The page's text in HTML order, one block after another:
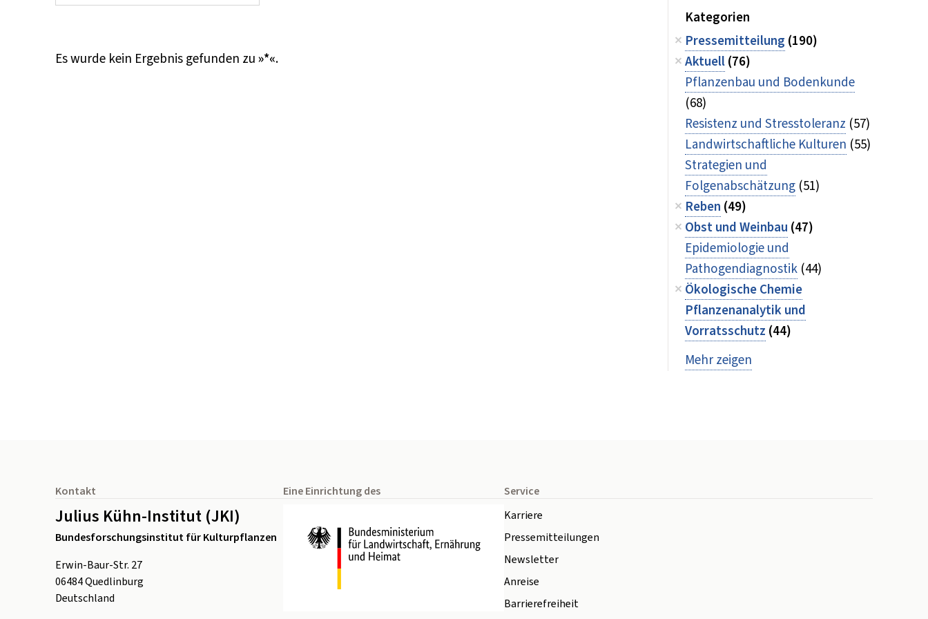
Es wurde kein Ergebnis gefunden zu»*«.
Kategorien
Pressemitteilung (190)
Aktuell(76)
Pflanzenbau und Bodenkunde
(68)
Resistenz und Stresstoleranz (57)
Landwirtschaftliche Kulturen (55)
Strategien und
Folgenabschätzung (51)
Reben (49)
Obst und Weinbau (47)
Epidemiologie und
Pathogendiagnostik (44)
Ökologische Chemie
Pflanzenanalytik und
Vorratsschutz (44)
Mehr zeigen
Kontakt
Julius Kühn-Institut (JKI)
Bundesforschungsinstitut für Kulturpflanzen
Erwin-Baur-Str. 27
06484Quedlinburg
Deutschland
Eine Einrichtung des
Service
Karriere
Pressemitteilungen
Newsletter
Anreise
Barrierefreiheit